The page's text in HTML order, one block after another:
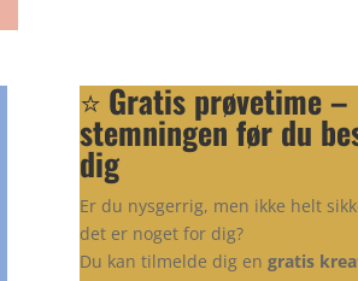
⭐Gratis prøvetime –
stemningen før du
dig
Er du nysgerrig, men ikke helt
det er noget for dig?
Du kan tilmelde dig en gratis